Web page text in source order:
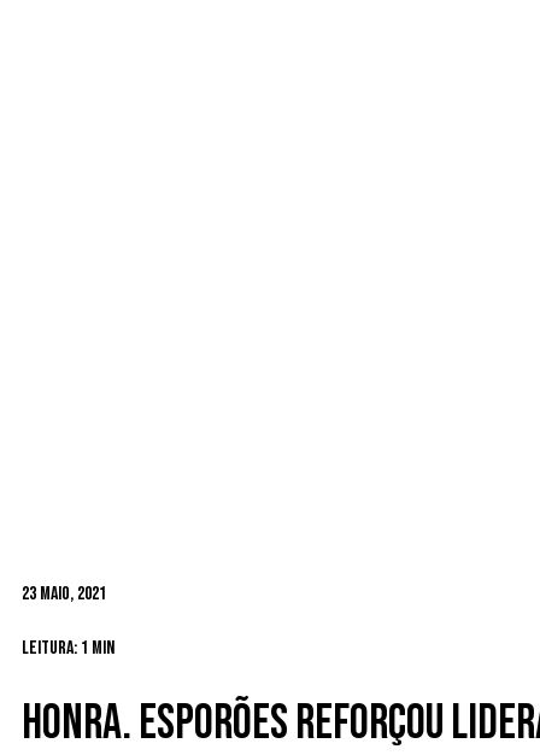
23 Maio, 2021
Leitura: 1 min
Honra. Esporões reforçou